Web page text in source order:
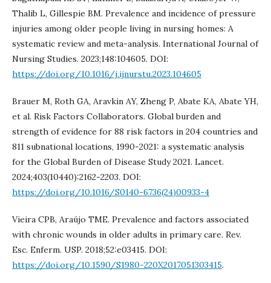
Thalib L, Gillespie BM. Prevalence and incidence of pressure
injuries among older people living in nursing homes: A
systematic review and meta-analysis. International Journal of
Nursing Studies. 2023;148:104605. DOI:
https://doi.org/10.1016/j.ijnurstu.2023.104605
Brauer M, Roth GA, Aravkin AY, Zheng P, Abate KA, Abate YH,
et al. Risk Factors Collaborators. Global burden and
strength of evidence for 88 risk factors in 204 countries and
811 subnational locations, 1990-2021: a systematic analysis
for the Global Burden of Disease Study 2021. Lancet.
2024;403(10440):2162-2203. DOI:
https://doi.org/10.1016/S0140-6736(24)00933-4
Vieira CPB, Araújo TME. Prevalence and factors associated
with chronic wounds in older adults in primary care. Rev.
Esc. Enferm. USP. 2018;52:e03415. DOI:
https://doi.org/10.1590/S1980-220X2017051303415.